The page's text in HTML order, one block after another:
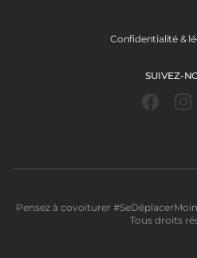
Confidentialité &
SUIVEZ-
Pensez à covoiturer
Tous droits